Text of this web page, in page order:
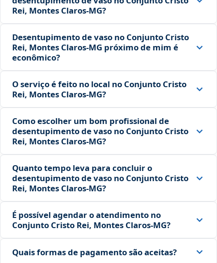
Rei, Montes Claros‑MG?
Desentupimento de vaso no Conjunto Cristo
Rei, Montes Claros‑MG próximo de mim é
econômico?
O serviço é feito no local no Conjunto Cristo
Rei, Montes Claros‑MG?
Como escolher um bom profissional de
desentupimento de vaso no Conjunto Cristo
Rei, Montes Claros‑MG?
Quanto tempo leva para concluir o
desentupimento de vaso no Conjunto Cristo
Rei, Montes Claros‑MG?
É possível agendar o atendimento no
Conjunto Cristo Rei, Montes Claros‑MG?
Quais formas de pagamento são aceitas?